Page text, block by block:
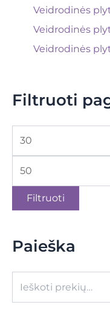
Veidrodinės
Veidrodinės
Veidrodinės
Filtruoti
Filtruoti
Paieška